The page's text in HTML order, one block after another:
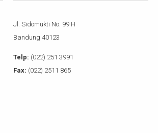
Jl. Sidomukti No. 99 H
Bandung 40123
Telp: (022) 251 3991
Fax: (022) 2511 865